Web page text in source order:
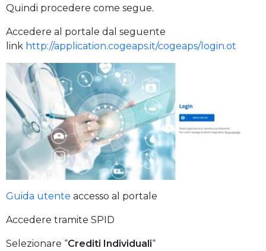
Quindi procedere come segue.
Accedere al portale dal seguente
link http://application.cogeaps.it/cogeaps/login.ot
Guida utente accesso al portale
Accedere tramite SPID
Selezionare “Crediti Individuali“